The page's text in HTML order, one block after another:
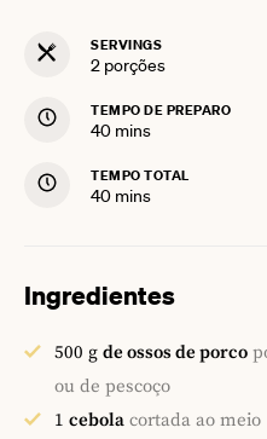
SERVINGS
2 porções
TEMPO DE PREPARO
40minutes
mins
TEMPO TOTAL
40minutes
mins
Ingredientes
500 g de ossos de porco
ou de pescoço
1 cebola cortada ao meio